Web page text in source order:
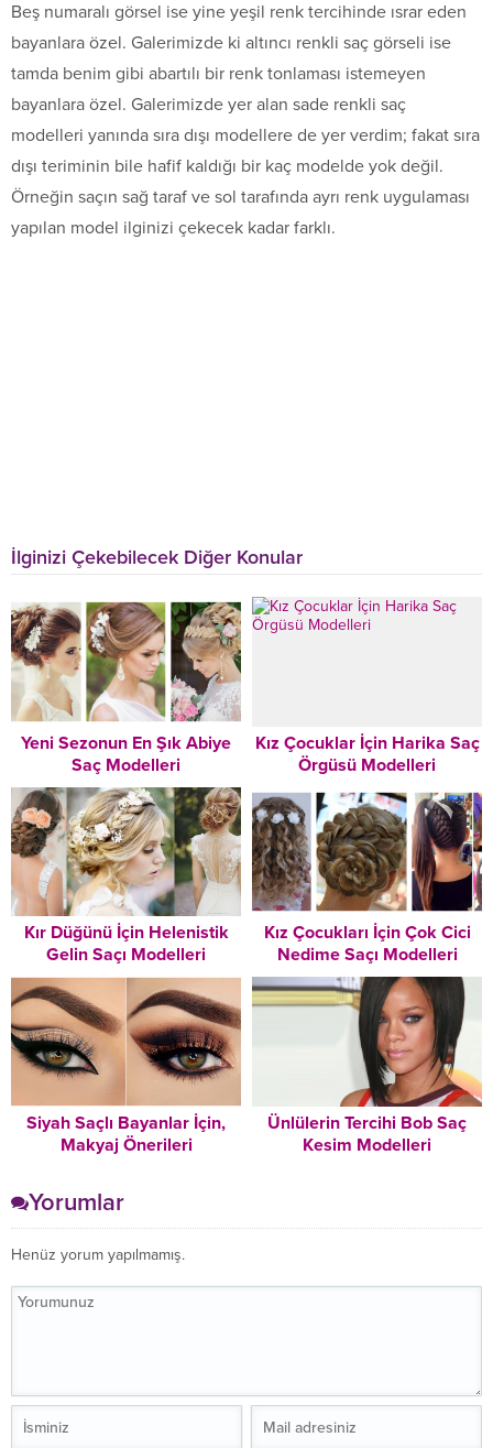
Beş numaralı görsel ise yine yeşil renk tercihinde ısrar eden
bayanlara özel. Galerimizde ki altıncı renkli saç görseli ise
tamda benim gibi abartılı bir renk tonlaması istemeyen
bayanlara özel. Galerimizde yer alan sade renkli saç
modelleri yanında sıra dışı modellere de yer verdim; fakat sıra
dışı teriminin bile hafif kaldığı bir kaç modelde yok değil.
Örneğin saçın sağ taraf ve sol tarafında ayrı renk uygulaması
yapılan model ilginizi çekecek kadar farklı.
İlginizi Çekebilecek Diğer Konular
Yeni Sezonun En Şık Abiye
Saç Modelleri
Kız Çocuklar İçin Harika Saç
Örgüsü Modelleri
Kır Düğünü İçin Helenistik
Gelin Saçı Modelleri
Kız Çocukları İçin Çok Cici
Nedime Saçı Modelleri
Siyah Saçlı Bayanlar İçin,
Makyaj Önerileri
Ünlülerin Tercihi Bob Saç
Kesim Modelleri
Yorumlar
Henüz yorum yapılmamış.